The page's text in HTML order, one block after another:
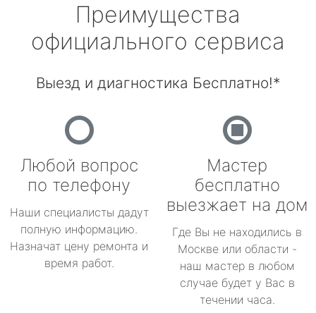
Преимущества
официального сервиса
Выезд и диагностика Бесплатно!*
Любой вопрос
по телефону
Наши специалисты дадут
полную информацию.
Назначат цену ремонта и
время работ.
Мастер
бесплатно
выезжает на дом
Где Вы не находились в
Москве или области -
наш мастер в любом
случае будет у Вас в
течении часа.